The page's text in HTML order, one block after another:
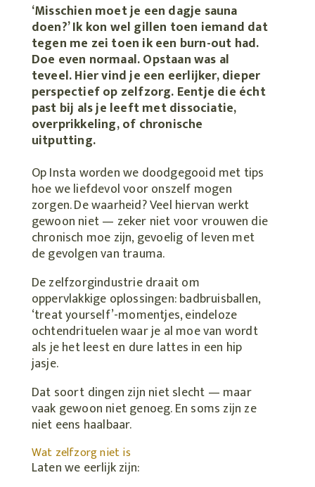
‘Misschien moet je een dagje sauna
doen?’ Ik kon wel gillen toen iemand dat
tegen me zei toen ik een burn-out had.
Doe even normaal. Opstaan was al
teveel. Hier vind je een eerlijker, dieper
perspectief op zelfzorg. Eentje die écht
past bij als je leeft met dissociatie,
overprikkeling, of chronische
uitputting.
Op Insta worden we doodgegooid met tips
hoe we liefdevol voor onszelf mogen
zorgen. De waarheid? Veel hiervan werkt
gewoon niet — zeker niet voor vrouwen die
chronisch moe zijn, gevoelig of leven met
de gevolgen van trauma.
De zelfzorgindustrie draait om
oppervlakkige oplossingen: badbruisballen,
‘treat yourself’-momentjes, eindeloze
ochtendrituelen waar je al moe van wordt
als je het leest en dure lattes in een hip
jasje.
Dat soort dingen zijn niet slecht — maar
vaak gewoon niet genoeg. En soms zijn ze
niet eens haalbaar.
Wat zelfzorg niet is
Laten we eerlijk zijn: